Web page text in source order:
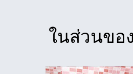
ในส่วนขอ